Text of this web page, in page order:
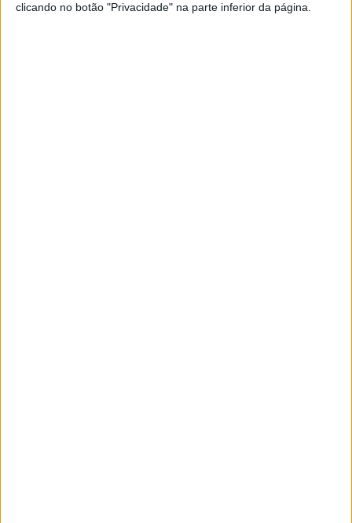
clicando no botão "Privacidade" na parte inferior da página.